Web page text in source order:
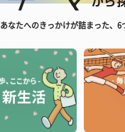
あなたへのきっかけが詰まった、6